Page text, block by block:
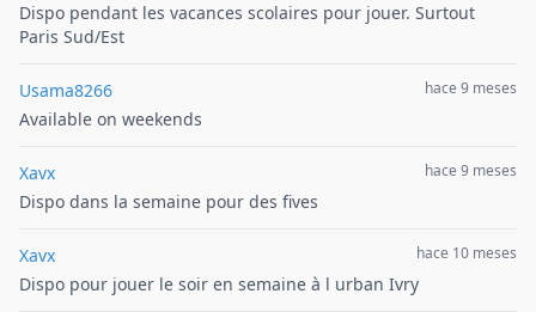
Dispo pendant les vacances scolaires pour jouer. Surtout
Paris Sud/Est
Usama8266 hace 9 meses
Available on weekends
Xavx hace 9 meses
Dispo dans la semaine pour des fives
Xavx hace 10 meses
Dispo pour jouer le soir en semaine à l urban Ivry